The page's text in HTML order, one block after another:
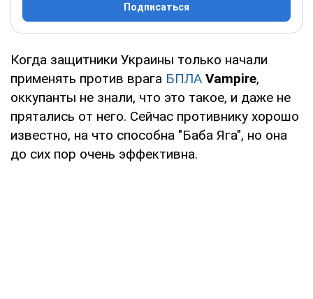
Подписаться
Когда защитники Украины только начали
применять против врага БПЛА Vampire,
оккупанты не знали, что это такое, и даже не
прятались от него. Сейчас противнику хорошо
известно, на что способна "Баба Яга", но она
до сих пор очень эффективна.